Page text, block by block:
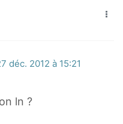
déc. 2012 à 15:21
ln ?